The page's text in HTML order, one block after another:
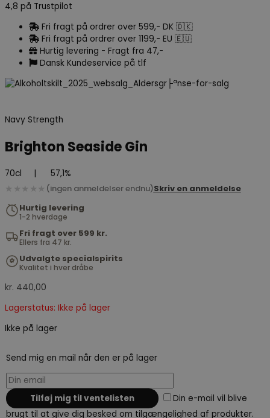
4,8 på Trustpilot
Fri fragt på ordrer over 599,- DK 🇩🇰
Fri fragt på ordrer over 1199,- EU 🇪🇺
Hurtig levering - Fragt fra 47,-
Dansk Kundeservice på tlf
Navy Strength
Brighton Seaside Gin
70cl 57,1%
★★★★★ (ingen anmeldelser endnu)Skriv en anmeldelse
Hurtig levering
1-2 hverdage
Fri fragt over 599 kr.
Ellers fra 47 kr.
Udvalgte specialspirits
Kvalitet i hver dråbe
kr. 440,00
Lagerstatus: Ikke på lager
Ikke på lager
Send mig en mail når den er på lager
Din e-mail vil blive
brugt til at give dig besked om tilgængelighed af produkter.